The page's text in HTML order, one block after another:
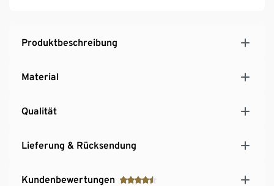
Produktbeschreibung
Material
Qualität
Lieferung & Rücksendung
Kundenbewertungen